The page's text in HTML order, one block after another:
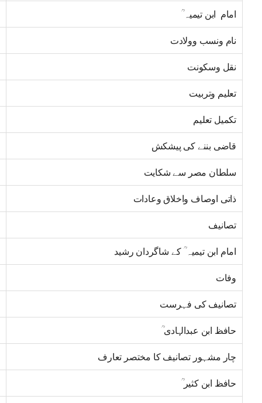
امام ابن تیمیہ ؒ
نام ونسب وولادت
نقل وسکونت
تعلیم وتربیت
تکمیل تعلیم
قاضی بننے کی پیشکش
سلطان مصر سے شکایت
ذاتی اوصاف واخلاق وعادات
تصانیف
امام ابن تیمیہ ؒ کے شاگردان رشید
وفات
تصانیف کی فہرست
حافظ ابن عبدالہادی ؒ
چار مشہور تصانیف کا مختصر تعارف
حافظ ابن کثیر ؒ